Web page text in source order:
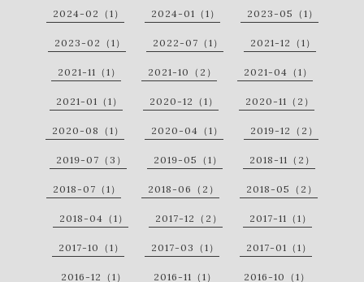
2024-02（1） 2024-01（1） 2023-05（1）
2023-02（1） 2022-07（1） 2021-12（1）
2021-11（1） 2021-10（2） 2021-04（1）
2021-01（1） 2020-12（1） 2020-11（2）
2020-08（1） 2020-04（1） 2019-12（2）
2019-07（3） 2019-05（1） 2018-11（2）
2018-07（1） 2018-06（2） 2018-05（2）
2018-04（1） 2017-12（2） 2017-11（1）
2017-10（1） 2017-03（1） 2017-01（1）
2016-12（1） 2016-11（1） 2016-10（1）